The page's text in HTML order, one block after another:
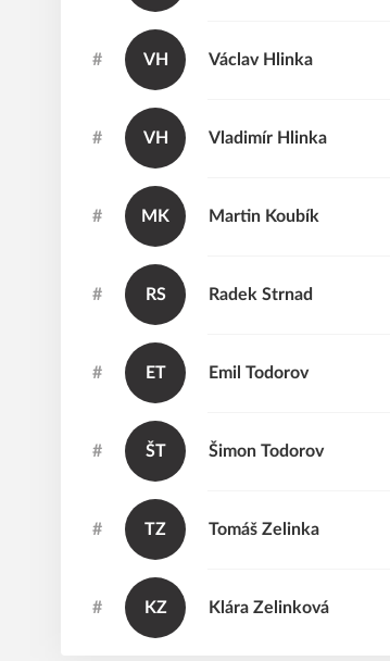
# VH Václav Hlinka
# VH Vladimír Hlinka
# MK Martin Koubík
# RS Radek Strnad
# ET Emil Todorov
# ŠT Šimon Todorov
# TZ Tomáš Zelinka
# KZ Klára Zelinková